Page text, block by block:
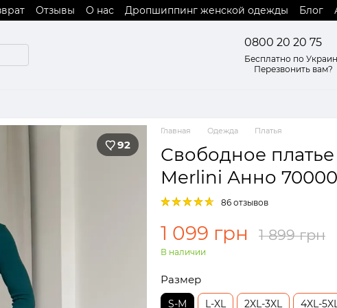
Отзывы О нас Дропшиппинг женской одежды Блог
0800 20 20 75
Бесплатно по
Перезвонить вам?
92
Главная Одежда Платья
Свободное
Merlini Анно
86 отзывов
1 099 грн 1 899 грн
В наличии
Размер
S-M L-XL 2XL-3XL 4XL-